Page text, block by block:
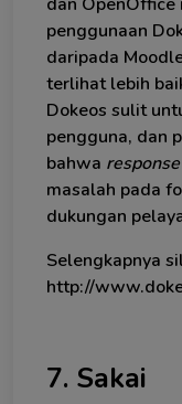
penggunaan
daripada
terlihat lebih
Dokeos sulit
pengguna, dan
bahwa
masalah pada
dukungan
Selengkapnya
http://
7. Sakai